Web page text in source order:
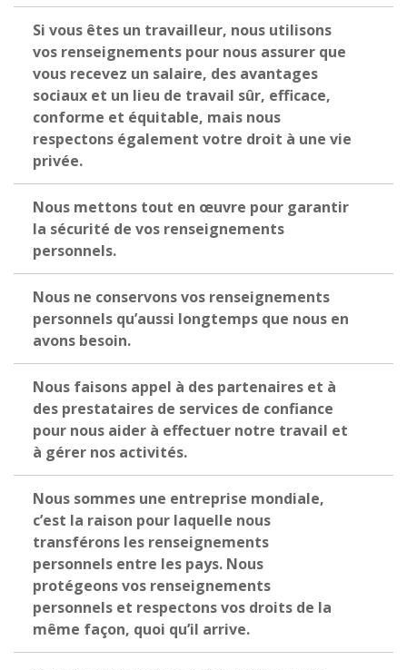
Si vous êtes un travailleur, nous utilisons
vos renseignements pour nous assurer que
vous recevez un salaire, des avantages
sociaux et un lieu de travail sûr, efficace,
conforme et équitable, mais nous
respectons également votre droit à une vie
privée.
Nous mettons tout en œuvre pour garantir
la sécurité de vos renseignements
personnels.
Nous ne conservons vos renseignements
personnels qu’aussi longtemps que nous en
avons besoin.
Nous faisons appel à des partenaires et à
des prestataires de services de confiance
pour nous aider à effectuer notre travail et
à gérer nos activités.
Nous sommes une entreprise mondiale,
c’est la raison pour laquelle nous
transférons les renseignements
personnels entre les pays. Nous
protégeons vos renseignements
personnels et respectons vos droits de la
même façon, quoi qu’il arrive.